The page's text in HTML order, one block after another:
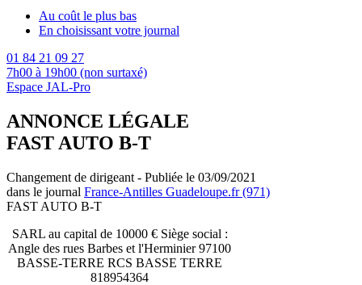
Au coût le plus bas
En choisissant votre journal
01 84 21 09 27
7h00 à 19h00 (non surtaxé)
Espace JAL-Pro
ANNONCE LÉGALE
FAST AUTO B-T
Changement de dirigeant - Publiée le 03/09/2021
dans le journal France-Antilles Guadeloupe.fr (971)
FAST AUTO B-T
SARL au capital de 10000 € Siège social :
Angle des rues Barbes et l'Herminier 97100
BASSE-TERRE RCS BASSE TERRE
818954364